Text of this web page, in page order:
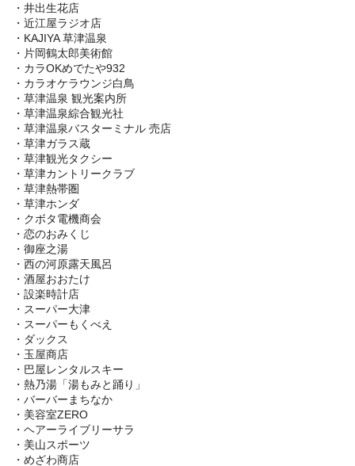
・井出生花店
・近江屋ラジオ店
・KAJIYA 草津温泉
・片岡鶴太郎美術館
・カラOKめでたや932
・カラオケラウンジ白鳥
・草津温泉 観光案内所
・草津温泉綜合観光社
・草津温泉バスターミナル 売店
・草津ガラス蔵
・草津観光タクシー
・草津カントリークラブ
・草津熱帯圏
・草津ホンダ
・クボタ電機商会
・恋のおみくじ
・御座之湯
・西の河原露天風呂
・酒屋おおたけ
・設楽時計店
・スーパー大津
・スーパーもくべえ
・ダックス
・玉屋商店
・巴屋レンタルスキー
・熱乃湯「湯もみと踊り」
・バーバーまちなか
・美容室ZERO
・ヘアーライブリーサラ
・美山スポーツ
・めざわ商店